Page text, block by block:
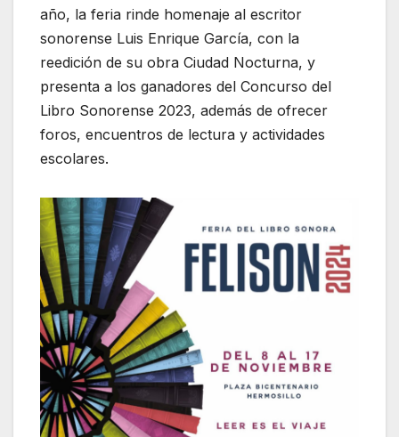
año, la feria rinde homenaje al escritor
sonorense Luis Enrique García, con la
reedición de su obra Ciudad Nocturna, y
presenta a los ganadores del Concurso del
Libro Sonorense 2023, además de ofrecer
foros, encuentros de lectura y actividades
escolares.